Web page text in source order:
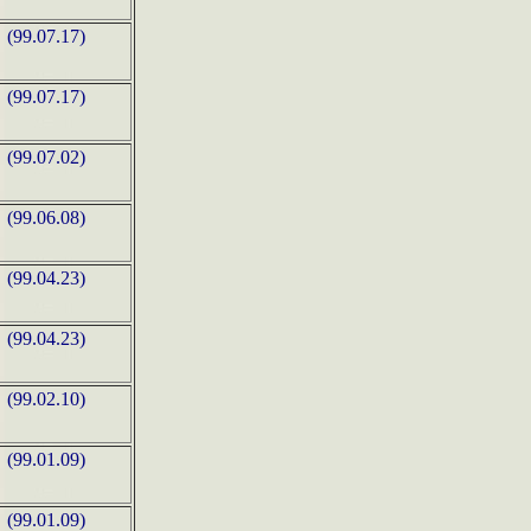
(99.07.17)
(99.07.17)
(99.07.02)
(99.06.08)
(99.04.23)
(99.04.23)
(99.02.10)
(99.01.09)
(99.01.09)